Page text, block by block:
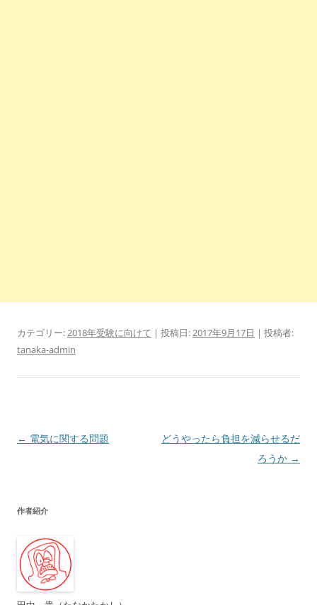
カテゴリー: 2018年受験に向けて | 投稿日: 2017年9月17日 | 投稿者:
tanaka-admin
投
ゲ
シ
ョ
ン
← 電気に関する問題
どうやったら負担を減らせるだ
ろうか →
作者紹介